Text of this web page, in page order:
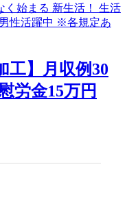
工】月収例30
労金15万円